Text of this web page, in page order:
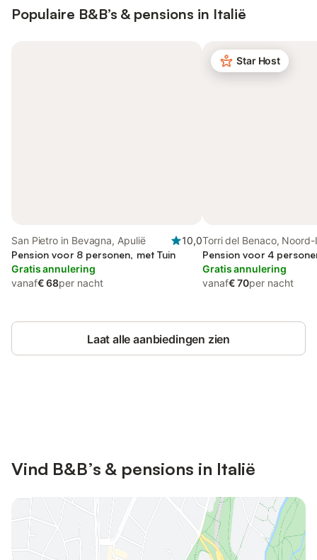
Populaire B&B’s & pensions in Italië
San Pietro in Bevagna, Apulië
10,0
Pension voor 8 personen, met Tuin
Gratis annulering
vanaf€ 68per nacht
Star Host
Torri del Benaco,
meren
Pension voor 4
Gratis annulering
vanaf€ 70per nacht
Laat alle aanbiedingen zien
Vind B&B’s & pensions in Italië